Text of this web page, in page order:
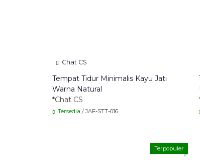
Chat CS
Tempat Tidur Minimalis Kayu Jati
Warna Natural
*Chat CS
Tersedia / JAF-STT-016
Terpopuler